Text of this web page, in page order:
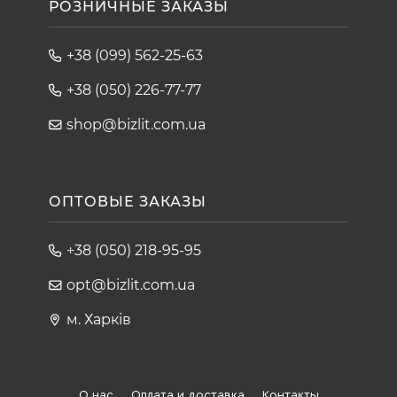
РОЗНИЧНЫЕ ЗАКАЗЫ
+38 (099) 562-25-63
+38 (050) 226-77-77
shop@bizlit.com.ua
ОПТОВЫЕ ЗАКАЗЫ
+38 (050) 218-95-95
opt@bizlit.com.ua
м. Харків